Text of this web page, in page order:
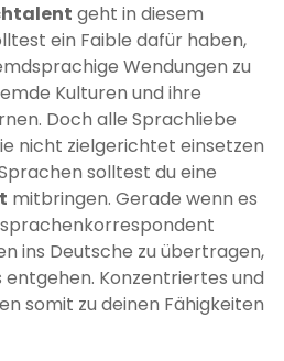
geht in diesem
ein Faible dafür haben,
Wendungen zu
Kulturen und ihre
Doch alle Sprachliebe
nicht zielgerichtet einsetzen
solltest du eine
mitbringen. Gerade wenn es
ins Deutsche zu übertragen,
Konzentriertes und
somit zu deinen Fähigkeiten